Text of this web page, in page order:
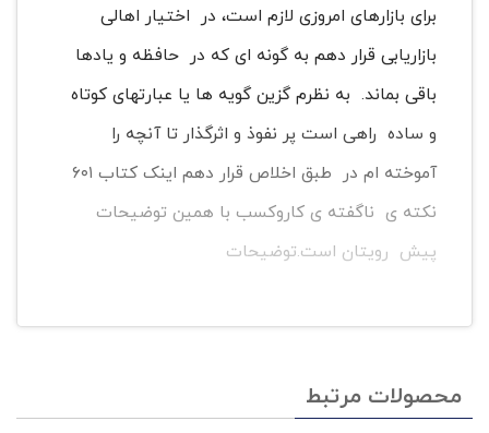
برای بازارهای امروزی لازم است، در اختیار اهالی
بازاریابی قرار دهم به گونه ای که در حافظه و یادها
باقی بماند. به نظرم گزین گویه ها یا عبارتهای کوتاه
و ساده راهی است پر نفوذ و اثرگذار تا آنچه را
آموخته ام در طبق اخلاص قرار دهم اینک کتاب ۶۰۱
نکته ی ناگفته ی کاروکسب با همین توضیحات
پیش رویتان است.توضیحات
محصولات مرتبط